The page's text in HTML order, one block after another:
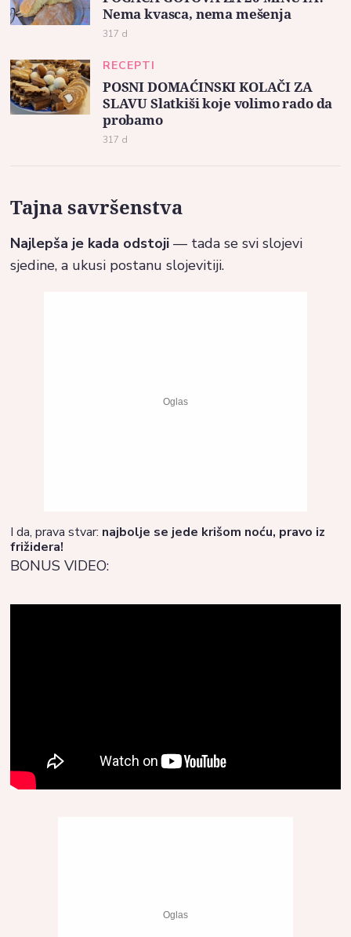
Nema kvasca, nema mešenja
317 d
RECEPTI
POSNI DOMAĆINSKI KOLAČI ZA
SLAVU Slatkiši koje volimo rado da
probamo
317 d
Tajna savršenstva
Najlepša je kada odstoji — tada se svi slojevi
sjedine, a ukusi postanu slojevitiji.
I da, prava stvar: najbolje se jede krišom noću, pravo iz
frižidera!
BONUS VIDEO: